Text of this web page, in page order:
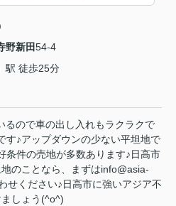
野新田54-4
」駅 徒歩25分
るので車の出し入れもラクラクで
す♪アップダウンの少ない平坦地で
条件の売地が多数あります♪日高市
のことなら、まずはinfo@asia-
せください♪日高市に強いアジア不
しょう(^o^)